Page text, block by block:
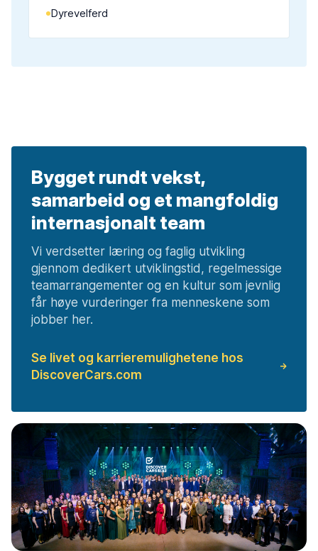
Dyrevelferd
Bygget rundt vekst,
samarbeid og et mangfoldig
internasjonalt team
Vi verdsetter læring og faglig utvikling
gjennom dedikert utviklingstid, regelmessige
teamarrangementer og en kultur som jevnlig
får høye vurderinger fra menneskene som
jobber her.
Se livet og karrieremulighetene hos
DiscoverCars.com